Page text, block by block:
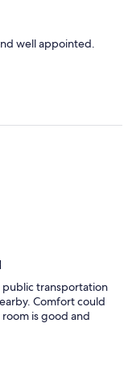
well appointed.
public transportation
Comfort could
is good and